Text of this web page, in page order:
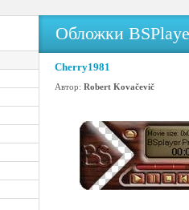
Обложки
Cherry1981
Автор: Robert Kovačevič